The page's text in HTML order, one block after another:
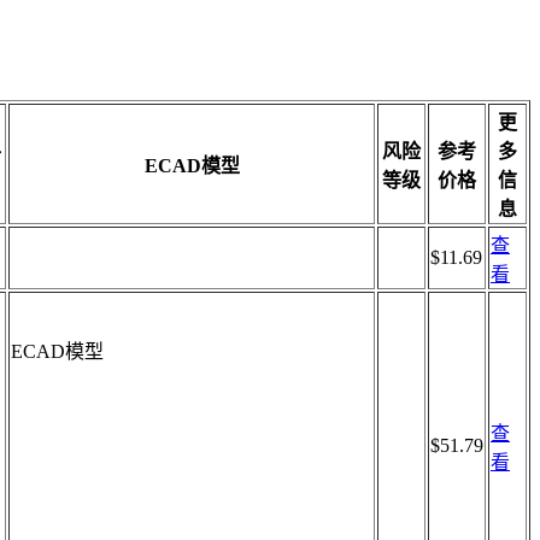
ECAD模型
风险
等级
参考
价格
更
多
信
息
$11.69
查
看
ECAD模型
$51.79
查
看